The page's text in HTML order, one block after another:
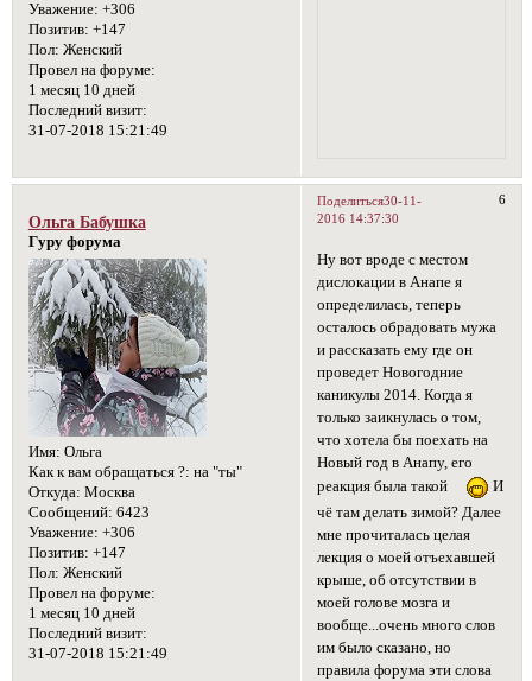
Уважение: +306
Позитив: +147
Пол: Женский
Провел на форуме:
1 месяц 10 дней
Последний визит:
31-07-2018 15:21:49
Поделиться 6
30-11-
2016 14:37:30
Ольга Бабушка
Гуру форума
Имя: Ольга
Как к вам обращаться ?: на "ты"
Откуда: Москва
Сообщений: 6423
Уважение: +306
Позитив: +147
Пол: Женский
Провел на форуме:
1 месяц 10 дней
Последний визит:
31-07-2018 15:21:49
Ну вот вроде с местом
дислокации в Анапе я
определилась, теперь
осталось обрадовать мужа
и рассказать ему где он
проведет Новогодние
каникулы 2014. Когда я
только заикнулась о том,
что хотела бы поехать на
Новый год в Анапу, его
реакция была такой
И
чё там делать зимой? Далее
мне прочиталась целая
лекция о моей отъехавшей
крыше, об отсутствии в
моей голове мозга и
вообще...очень много слов
им было сказано, но
правила форума эти слова